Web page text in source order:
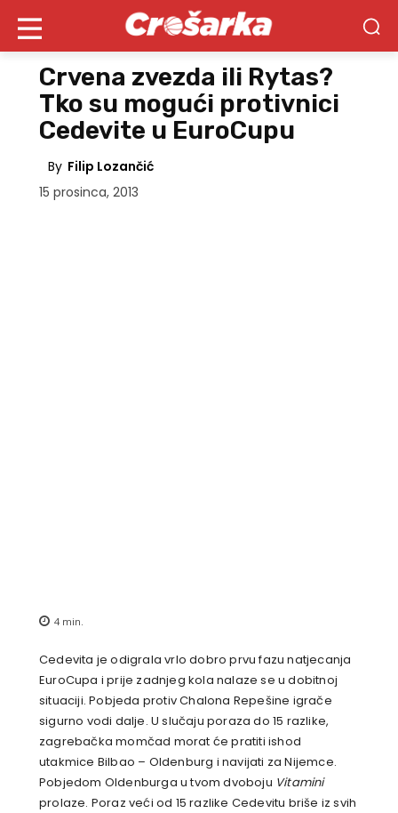
Crvena zvezda ili Rytas?
Tko su mogući protivnici
Cedevite u EuroCupu
By Filip Lozančić
15 prosinca, 2013
4 min.
Cedevita je odigrala vrlo dobro prvu fazu natjecanja
EuroCupa i prije zadnjeg kola nalaze se u dobitnoj
situaciji. Pobjeda protiv Chalona Repešine igrače
sigurno vodi dalje. U slučaju poraza do 15 razlike,
zagrebačka momčad morat će pratiti ishod
utakmice Bilbao – Oldenburg i navijati za Nijemce.
Pobjedom Oldenburga u tvom dvoboju Vitamini
prolaze. Poraz veći od 15 razlike Cedevitu briše iz svih